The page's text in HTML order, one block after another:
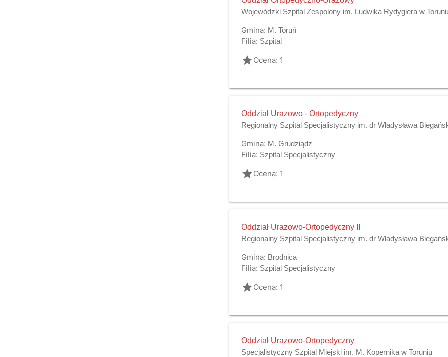
Wojewódzki Szpital Zespolony im. Ludwika Rydygiera w
Gmina: M. Toruń
Filia: Szpital
gradeOcena: 1
Oddział Urazowo - Ortopedyczny
Regionalny Szpital Specjalistyczny im. dr Władysława
Gmina: M. Grudziądz
Filia: Szpital Specjalistyczny
gradeOcena: 1
Oddział Urazowo-Ortopedyczny II
Regionalny Szpital Specjalistyczny im. dr Władysława
Gmina: Brodnica
Filia: Szpital Specjalistyczny
gradeOcena: 1
Oddział Urazowo-Ortopedyczny
Specjalistyczny Szpital Miejski im. M. Kopernika w Toruniu